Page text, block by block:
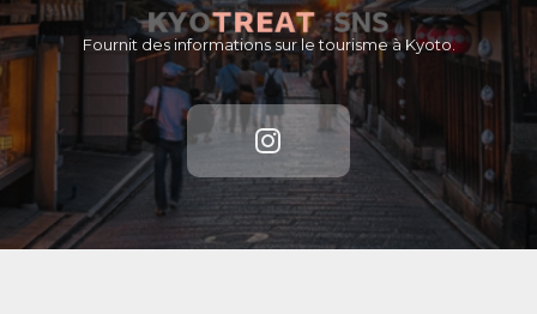
Fournit des informations sur le tourisme à Kyoto.